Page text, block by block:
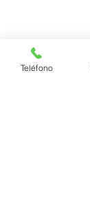
desazolve
desazolve registro
Teléfono